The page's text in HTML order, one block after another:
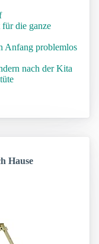
die ganze
Anfang problemlos
nach der Kita
Hause